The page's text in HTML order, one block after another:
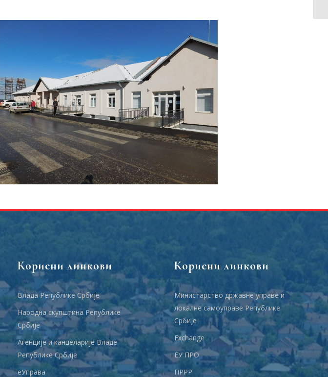
Корисни линкови
Влада Републике Србије
Народна скупштина Републике
Србије
Агенције и канцеларије Владе
Републике Србије
еУправа
Корисни линкови
Министарство државне управе и
локалне самоуправе Републике
Србије
Еxchange
ЕУ ПРО
ПРРР